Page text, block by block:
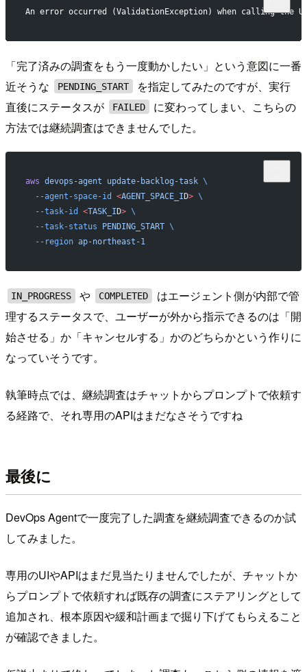
An error occurred (ValidationException) when calling the
「完了済みの調査をもう一度動かしたい」という意図に一番
近そうな
PENDING_START
を指定してみたのですが、実行
直後にステータスが
FAILED
に変わってしまい、こちらの
方法では継続調査はできませんでした。
aws devops-agent update-backlog-task \
  --agent-space-id
<AGENT_SPACE_I D> \
  --task-id
<TASK_I D> \
  --task-status
PENDING_START \
  --region
ap-northeast-1
IN_PROGRESS や COMPLETED
はエージェント側が内部で管
理するステータスで、ユーザーが外から指示できるのは「開
始させる」か「キャンセルする」かのどちらかという作りに
なっていそうです。
執筆時点では、継続調査はチャットからプロンプトで依頼す
る経路で、それ専用のAPIはまだなさそうですね
最後に
DevOps Agentで一度完了した調査を継続調査できるのか試
してみました。
専用のUIやAPIはまだ見当たりませんでしたが、チャットか
らプロンプトで依頼すれば既存の調査にステアリングとして
追加され、根本原因や緩和計画まで掘り下げてもらえること
が確認できました。